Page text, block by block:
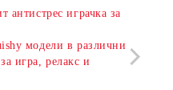
антистрес играчка за
модели в различни
игра, релакс и